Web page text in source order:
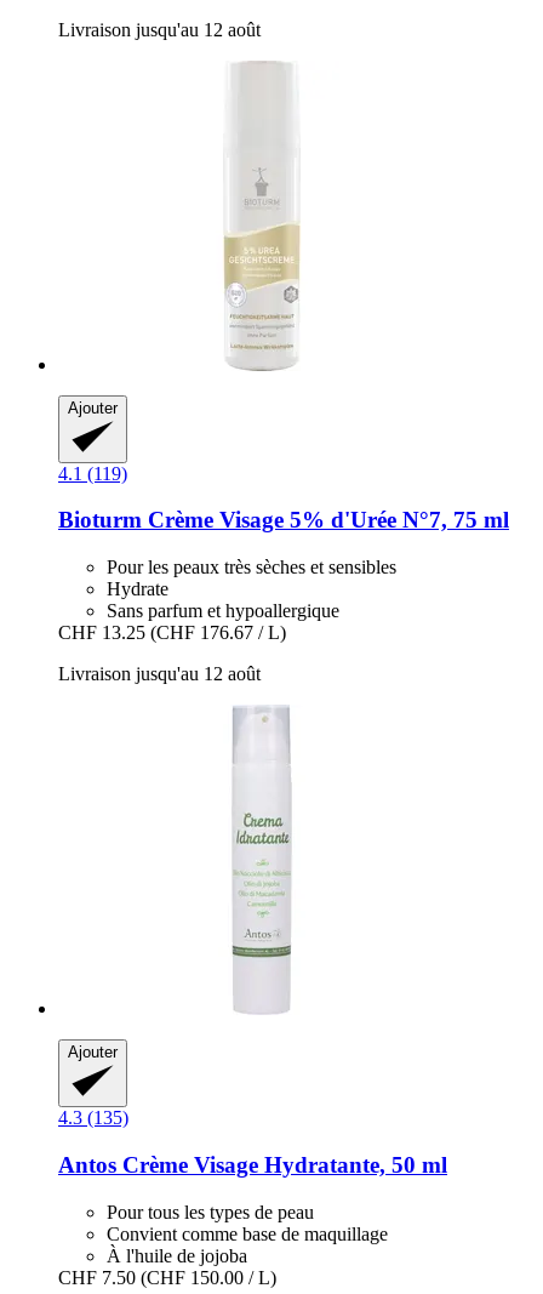
Livraison jusqu'au 12 août
Ajouter
4.1 (119)
Bioturm Crème Visage 5% d'Urée N°7, 75 ml
Pour les peaux très sèches et sensibles
Hydrate
Sans parfum et hypoallergique
CHF 13.25 (CHF 176.67 / L)
Livraison jusqu'au 12 août
Ajouter
4.3 (135)
Antos Crème Visage Hydratante, 50 ml
Pour tous les types de peau
Convient comme base de maquillage
À l'huile de jojoba
CHF 7.50 (CHF 150.00 / L)